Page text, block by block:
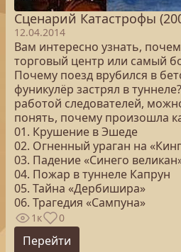
Сценарий Катастрофы
12.04.2014
Вам интересно узнать,
торговый центр или самый
Почему поезд врубился в
фуникулёр застрял в
работой следователей,
понять, почему произошла
01. Крушение в Эшеде
02. Огненный ураган на
03. Падение «Синего
04. Пожар в туннеле Капрун
05. Тайна «Дербишира»
06. Трагедия «Сампуна»
1к 0
Перейти